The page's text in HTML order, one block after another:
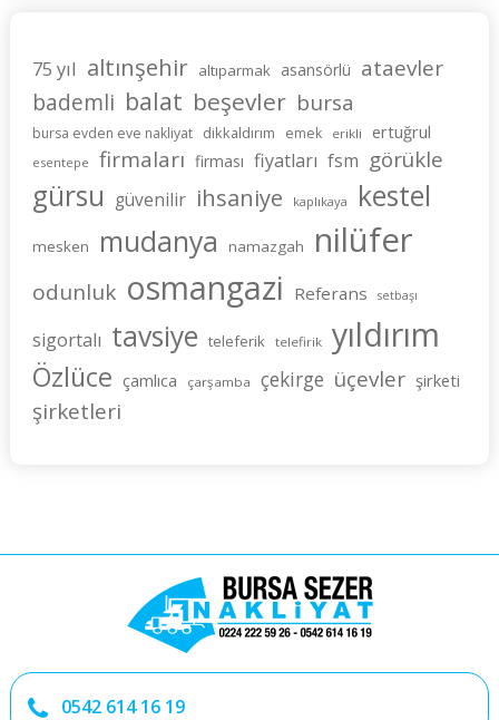
75 yıl altınşehir altıparmak asansörlü ataevler
bademli balat beşevler bursa
bursa evden eve nakliyat dikkaldırım emek erikli ertuğrul
esentepe firmaları firması fiyatları fsm görükle
gürsu güvenilir ihsaniye kaplıkaya kestel
mesken mudanya namazgah nilüfer
odunluk osmangazi Referans setbaşı
sigortalı tavsiye teleferik telefirik yıldırım
Özlüce çamlıca çarşamba çekirge üçevler şirketi
şirketleri
0542 614 16 19